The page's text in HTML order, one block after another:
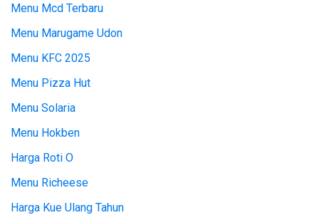
Menu Mcd Terbaru
Menu Marugame Udon
Menu KFC 2025
Menu Pizza Hut
Menu Solaria
Menu Hokben
Harga Roti O
Menu Richeese
Harga Kue Ulang Tahun